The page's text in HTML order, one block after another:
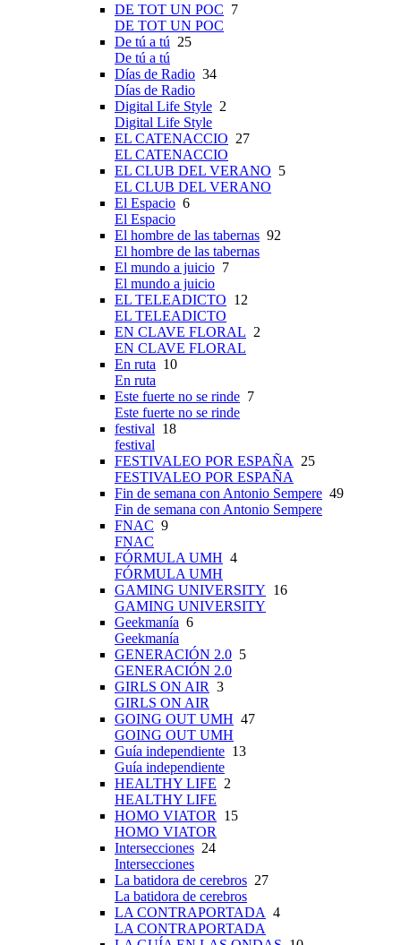
DE TOT UN POC 7
DE TOT UN POC
De tú a tú 25
De tú a tú
Días de Radio 34
Días de Radio
Digital Life Style 2
Digital Life Style
EL CATENACCIO 27
EL CATENACCIO
EL CLUB DEL VERANO 5
EL CLUB DEL VERANO
El Espacio 6
El Espacio
El hombre de las tabernas 92
El hombre de las tabernas
El mundo a juicio 7
El mundo a juicio
EL TELEADICTO 12
EL TELEADICTO
EN CLAVE FLORAL 2
EN CLAVE FLORAL
En ruta 10
En ruta
Este fuerte no se rinde 7
Este fuerte no se rinde
festival 18
festival
FESTIVALEO POR ESPAÑA
25
FESTIVALEO POR ESPAÑA
Fin de semana con Antonio Sempere 49
Fin de semana con Antonio Sempere
FNAC 9
FNAC
FÓRMULA UMH 4
FÓRMULA UMH
GAMING UNIVERSITY 16
GAMING UNIVERSITY
Geekmanía 6
Geekmanía
GENERACIÓN 2.0 5
GENERACIÓN 2.0
GIRLS ON AIR 3
GIRLS ON AIR
GOING OUT UMH 47
GOING OUT UMH
Guía independiente 13
Guía independiente
HEALTHY LIFE 2
HEALTHY LIFE
HOMO VIATOR
15
HOMO VIATOR
Intersecciones 24
Intersecciones
La batidora de cerebros 27
La batidora de cerebros
LA CONTRAPORTADA 4
LA CONTRAPORTADA